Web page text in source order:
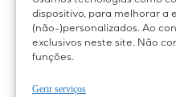
dispositivo, para melhorar a
(não-)personalizados. Ao
exclusivos neste site. Não
funções.
Gerir serviços
4.8